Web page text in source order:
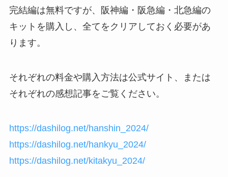
完結編は無料ですが、阪神編・阪急編・北急編の
キットを購入し、全てをクリアしておく必要があ
ります。
それぞれの料金や購入方法は公式サイト、または
それぞれの感想記事をご覧ください。
https://dashilog.net/hanshin_2024/
https://dashilog.net/hankyu_2024/
https://dashilog.net/kitakyu_2024/